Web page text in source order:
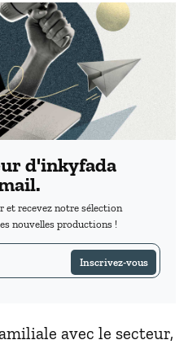
d'inkyfada
et recevez notre sélection
nouvelles productions !
Inscrivez-vous
avec le secteur,